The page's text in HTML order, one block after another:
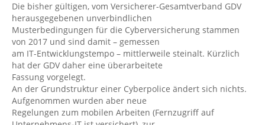
Die bisher gültigen, vom Versicherer-Gesamtverband GDV
herausgegebenen unverbindlichen
Musterbedingungen für die Cyberversicherung stammen
von 2017 und sind damit – gemessen
am IT-Entwicklungstempo – mittlerweile steinalt. Kürzlich
hat der GDV daher eine überarbeitete
Fassung vorgelegt.
An der Grundstruktur einer Cyberpolice ändert sich nichts.
Aufgenommen wurden aber neue
Regelungen zum mobilen Arbeiten (Fernzugriff auf